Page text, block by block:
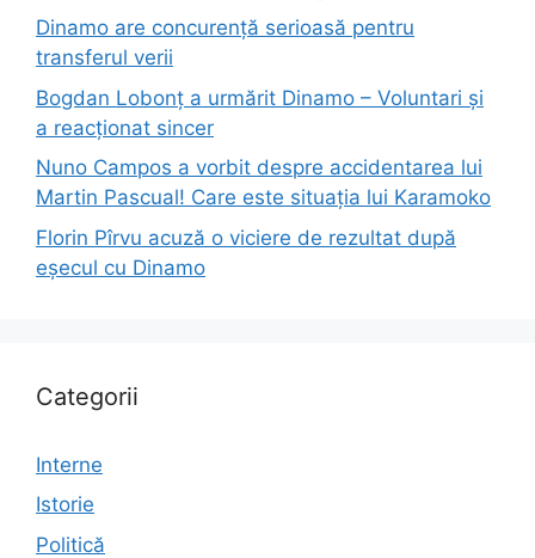
Dinamo are concurență serioasă pentru
transferul verii
Bogdan Lobonț a urmărit Dinamo – Voluntari și
a reacționat sincer
Nuno Campos a vorbit despre accidentarea lui
Martin Pascual! Care este situația lui Karamoko
Florin Pîrvu acuză o viciere de rezultat după
eșecul cu Dinamo
Categorii
Interne
Istorie
Politică